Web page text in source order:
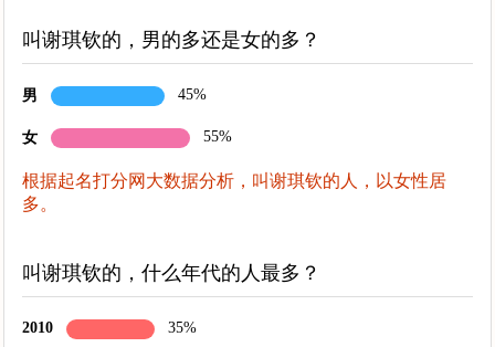
叫谢琪钦的，男的多还是女的多？
男 45%
女 55%
根据起名打分网大数据分析，叫谢琪钦的人，以女性居
多。
叫谢琪钦的，什么年代的人最多？
2010 35%